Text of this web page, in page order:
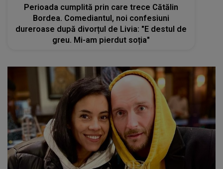
Perioada cumplită prin care trece Cătălin
Bordea. Comediantul, noi confesiuni
dureroase după divorțul de Livia: "E destul de
greu. Mi-am pierdut soția"